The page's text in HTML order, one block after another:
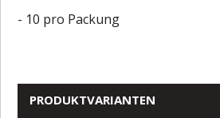
- 10 pro Packung
PRODUKTVARIANTEN